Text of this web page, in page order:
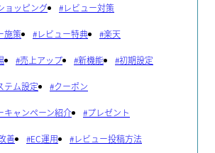
ョッピング #レビュー対策
施策 #レビュー特典 #楽天
#売上アップ #新機能 #初期設定
テム設定 #クーポン
キャンペーン紹介 #プレゼント
善 #EC運用 #レビュー投稿方法